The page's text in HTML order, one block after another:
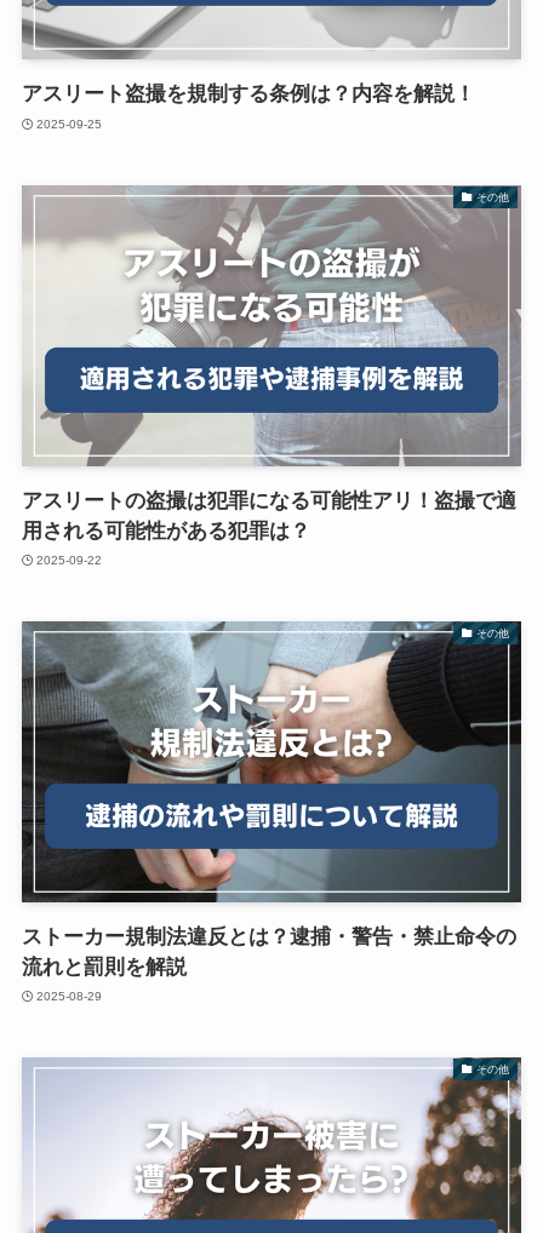
アスリート盗撮を規制する条例は？内容を解説！
2025-09-25
その他
アスリートの盗撮は犯罪になる可能性アリ！盗撮で適
用される可能性がある犯罪は？
2025-09-22
その他
ストーカー規制法違反とは？逮捕・警告・禁止命令の
流れと罰則を解説
2025-08-29
その他